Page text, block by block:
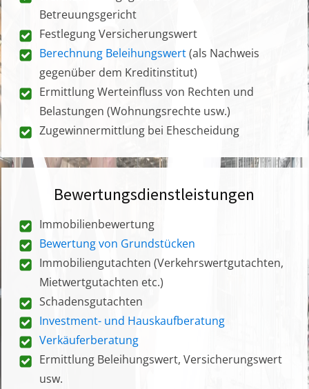
Betreuungsgericht
Festlegung Versicherungswert
Berechnung Beleihungswert(als Nachweis
gegenüber dem Kreditinstitut)
Ermittlung Werteinfluss von Rechten und
Belastungen (Wohnungsrechte usw.)
Zugewinnermittlung bei Ehescheidung
Bewertungsdienstleistungen
Immobilienbewertung
Bewertung von Grundstücken
Immobiliengutachten (Verkehrswertgutachten,
Mietwertgutachten etc.)
Schadensgutachten
Investment- und Hauskaufberatung
Verkäuferberatung
Ermittlung Beleihungswert, Versicherungswert
usw.